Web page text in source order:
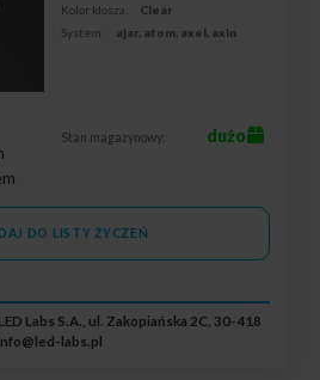
Kolor klosza:
Clear
System:
ajar, atom, axel, axin
Stan magazynowy: dużo
DO LISTY ŻYCZEŃ
Labs S.A., ul. Zakopiańska 2C, 30-418
labs.pl